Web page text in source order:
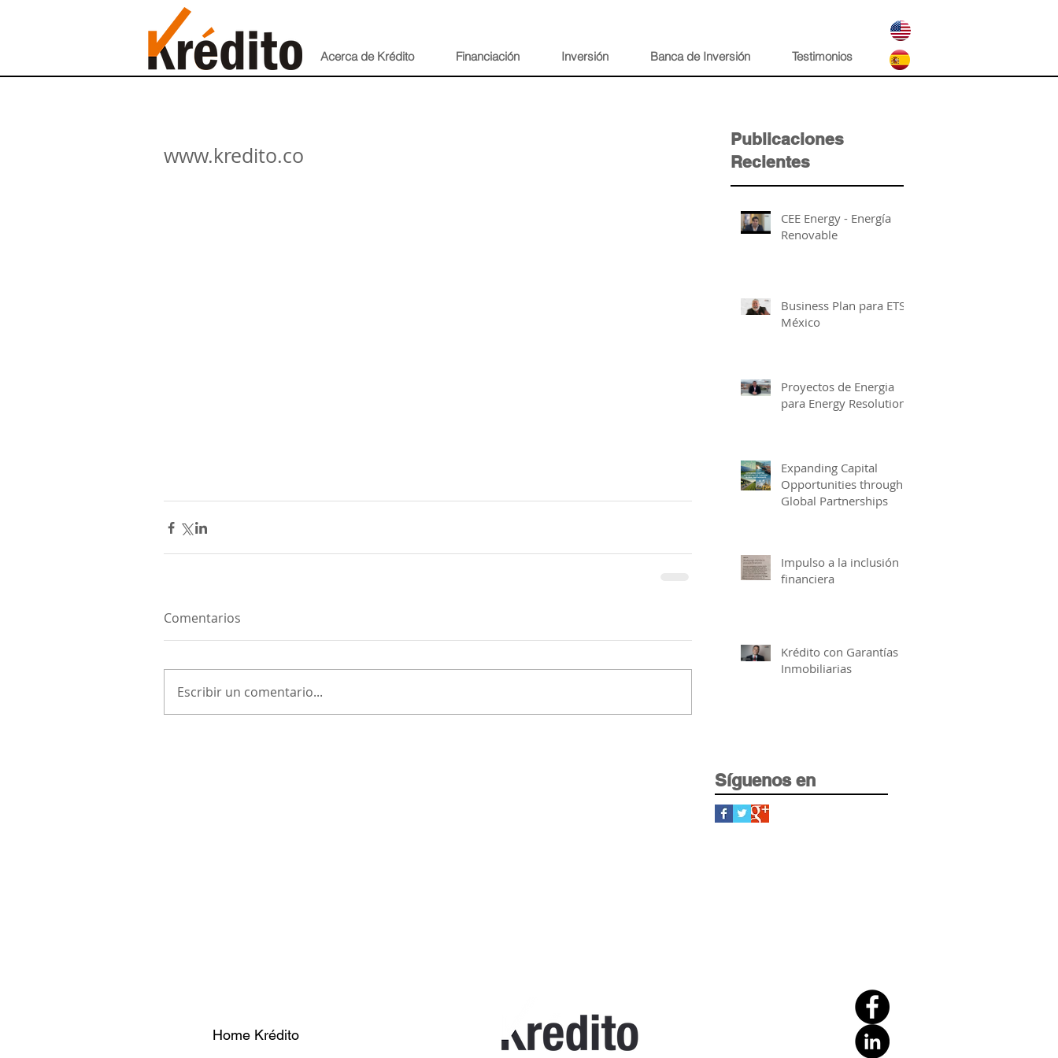
Acerca de Krédito Financiación Inversión Banca de Inversión Testimonios
www.kredito.co
Comentarios
Escribir un comentario...
Publicaciones
Recientes
CEE Energy - Energía
Renovable
Business Plan para ETSA
México
Proyectos de Energia
para Energy Resolutions
Expanding Capital
Opportunities through
Global Partnerships
Impulso a la inclusión
financiera
Krédito con Garantías
Inmobiliarias
Síguenos en
Home Krédito